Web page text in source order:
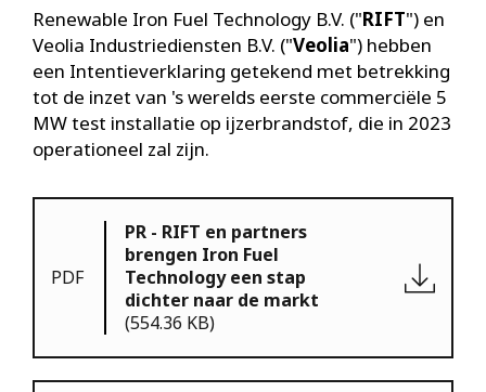
Renewable Iron Fuel Technology B.V. ("RIFT") en
Veolia Industriediensten B.V. ("Veolia") hebben
een Intentieverklaring getekend met betrekking
tot de inzet van 's werelds eerste commerciële 5
MW test installatie op ijzerbrandstof, die in 2023
operationeel zal zijn.
PDF
PR - RIFT en partners
brengen Iron Fuel
Technology een stap
dichter naar de markt
(554.36 KB)